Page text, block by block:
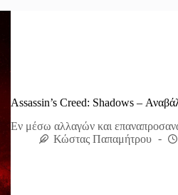
Assassin’s Creed: Shadows –
Εν μέσω αλλαγών και
Κώστας Παπαμήτρου